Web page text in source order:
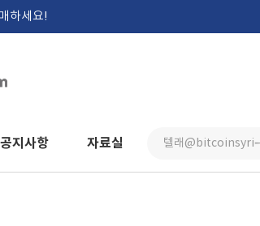
하세요!
공지사항 자료실